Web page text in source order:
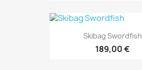
Skibag Swordfish
189,00 €